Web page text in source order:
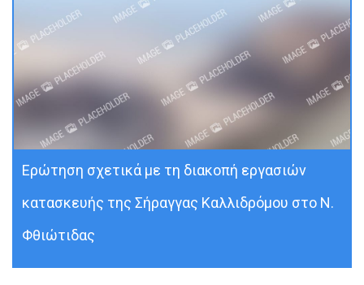
Ερώτηση σχετικά με τη διακοπή εργασιών
κατασκευής της Σήραγγας Καλλιδρόμου στο Ν.
Φθιώτιδας